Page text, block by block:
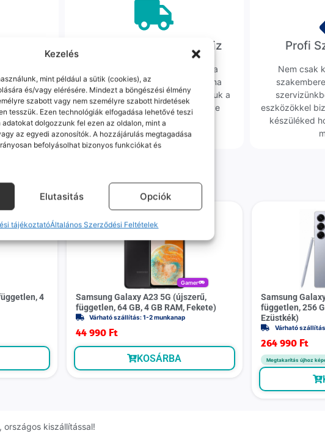
Kezelés
mint például a sütik (cookies), az
és/vagy elérésére. Mindezt a böngészési élmény
szabott vagy nem személyre szabott hirdetések
tesszük. Ezen technológiák elfogadása lehetővé teszi
dolgozzunk fel ezen az oldalon, mint a
az egyedi azonosítók. A hozzájárulás megtagadása
befolyásolhat bizonyos funkciókat és
Elutasitás Opciók
tájékoztatóÁltalános Szerződési Feltételek
Ha ritkán
Szakértő
veszik az
Ingyenes Futár & Szerviz
Ha messze laksz, mi megyünk a
készülékért. Garanciális probléma
esetén küldjük a futárt, bevizsgáljuk a
telefont, és javítva vagy cserélve
küldjük vissza – neked ez 0 Ft
költséggel jár.
Profi
Nem csak
eszközökkel
készüléked
ezeket is megnézték
-5 000 Ft
4
Gamer
Samsung Galaxy A23 5G (újszerű,
független, 64 GB, 4 GB RAM, Fekete)
Várható szállítás: 1-2 munkanap
44 990 Ft
KOSÁRBA
Samsung
független, 256
Ezüstkék)
Várható
264 990 Ft
Megtakarítás újhoz
országos kiszállítással!